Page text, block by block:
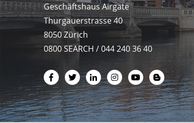
Geschäftshaus Airgate
Thurgauerstrasse 40
8050 Zürich
0800 SEARCH / 044 240 36 40